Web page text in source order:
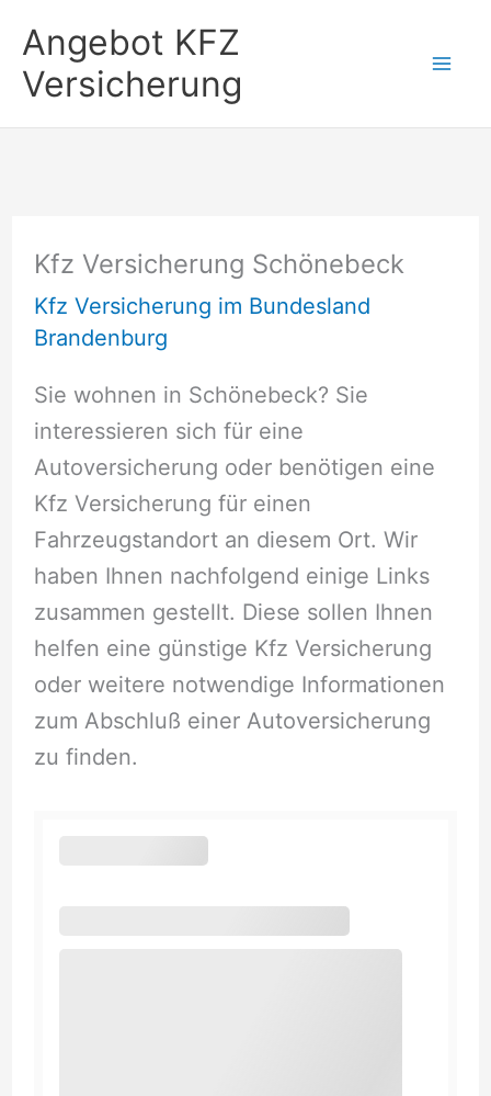
Inhalt
springen
Angebot KFZ
Versicherung
Kfz Versicherung Schönebeck
Kfz Versicherung im Bundesland
Brandenburg
Sie wohnen in Schönebeck? Sie
interessieren sich für eine
Autoversicherung oder benötigen eine
Kfz Versicherung für einen
Fahrzeugstandort an diesem Ort. Wir
haben Ihnen nachfolgend einige Links
zusammen gestellt. Diese sollen Ihnen
helfen eine günstige Kfz Versicherung
oder weitere notwendige Informationen
zum Abschluß einer Autoversicherung
zu finden.